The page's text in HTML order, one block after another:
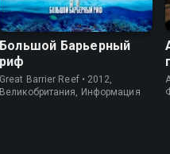
Большой Барьерный
риф
Great Barrier Reef • 2012,
Великобритания, Информация